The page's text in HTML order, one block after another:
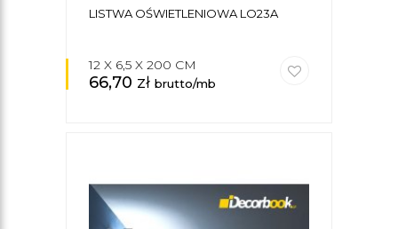
LISTWA OŚWIETLENIOWA LO23A
12 X 6,5 X 200 CM
66,70 zł brutto/mb